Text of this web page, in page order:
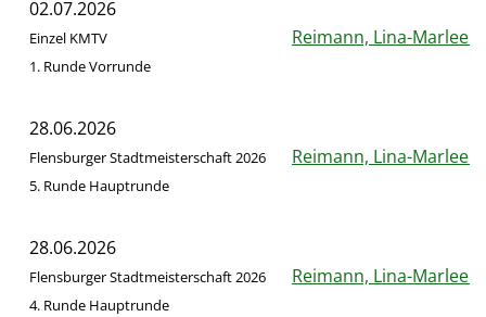
02.07.2026
Einzel KMTV
1. Runde Vorrunde
Reimann, Lina-Marleen
28.06.2026
Flensburger Stadtmeisterschaft 2026
5. Runde Hauptrunde
Reimann, Lina-Marleen
28.06.2026
Flensburger Stadtmeisterschaft 2026
4. Runde Hauptrunde
Reimann, Lina-Marleen